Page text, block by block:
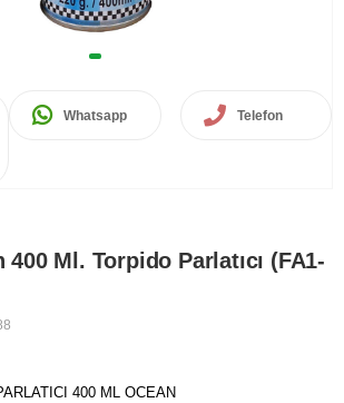
Whatsapp Telefon
Ml. Torpido Parlatıcı (FA1-
400 ML OCEAN